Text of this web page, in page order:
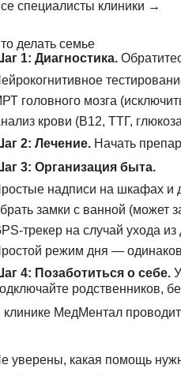
специалисты клиники →
делать семье
1: Диагностика.
головного мозга
крови (B12, ТТГ,
2: Лечение. Начать
3: Организация быта.
надписи на шкафах и
замки с ванной (может
трекер на случай ухода из
режим дня —
4: Позаботиться о себе.
родственников,
клинике МедМентал
уверены, какая помощь